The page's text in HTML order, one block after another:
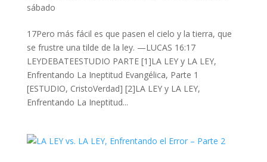
sábado
17Pero más fácil es que pasen el cielo y la tierra, que
se frustre una tilde de la ley. —LUCAS 16:17
LEYDEBATEESTUDIO PARTE [1]LA LEY y LA LEY,
Enfrentando La Ineptitud Evangélica, Parte 1
[ESTUDIO, CristoVerdad] [2]LA LEY y LA LEY,
Enfrentando La Ineptitud...